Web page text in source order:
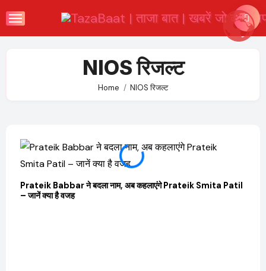
to
NIOS रिजल्ट
Home NIOS रिजल्ट
Prateik Babbar ने बदला नाम, अब कहलाएंगे Prateik Smita Patil
– जानें क्या है वजह